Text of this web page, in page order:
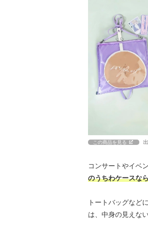
この商品を見る
コンサートやイベ
のうちわケースな
トートバッグなど
は、中身の見えな